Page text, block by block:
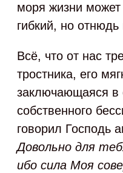
моря жизни
гибкий, но
Всё, что от нас
тростника, его
заключающаяся в
собственного
говорил Господь
Довольно для
ибо сила Моя